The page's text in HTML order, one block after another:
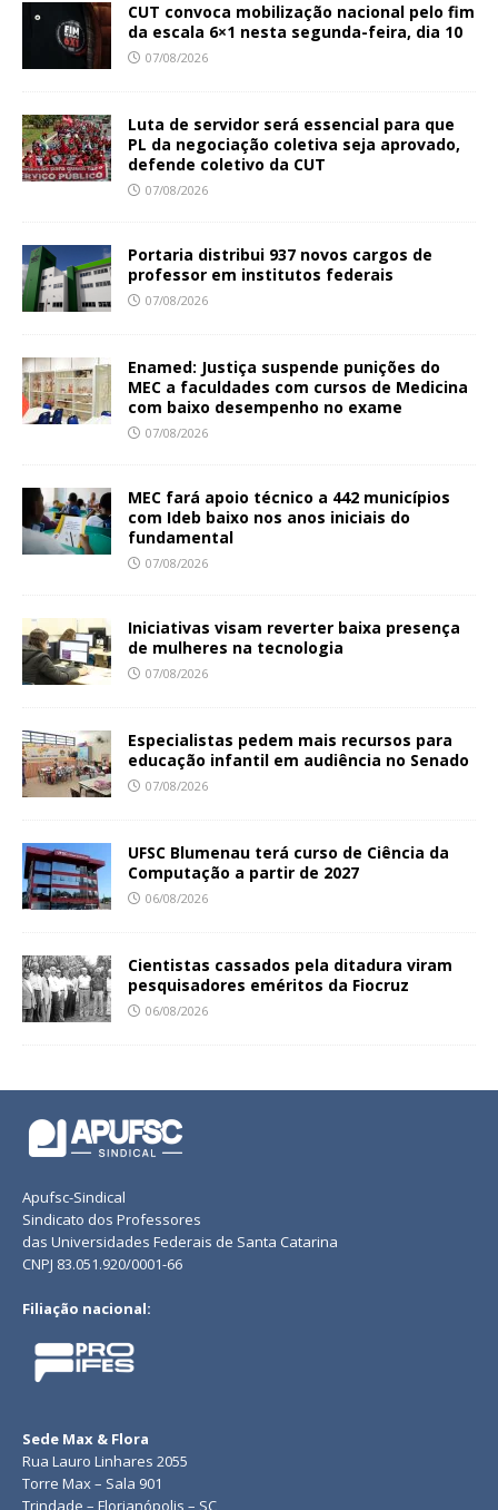
CUT convoca mobilização nacional pelo fim
da escala 6×1 nesta segunda-feira, dia 10
07/08/2026
Luta de servidor será essencial para que
PL da negociação coletiva seja aprovado,
defende coletivo da CUT
07/08/2026
Portaria distribui 937 novos cargos de
professor em institutos federais
07/08/2026
Enamed: Justiça suspende punições do
MEC a faculdades com cursos de Medicina
com baixo desempenho no exame
07/08/2026
MEC fará apoio técnico a 442 municípios
com Ideb baixo nos anos iniciais do
fundamental
07/08/2026
Iniciativas visam reverter baixa presença
de mulheres na tecnologia
07/08/2026
Especialistas pedem mais recursos para
educação infantil em audiência no Senado
07/08/2026
UFSC Blumenau terá curso de Ciência da
Computação a partir de 2027
06/08/2026
Cientistas cassados pela ditadura viram
pesquisadores eméritos da Fiocruz
06/08/2026
Apufsc-Sindical
Sindicato dos Professores
das Universidades Federais de Santa Catarina
CNPJ 83.051.920/0001-66
Filiação nacional:
Sede Max & Flora
Rua Lauro Linhares 2055
Torre Max – Sala 901
Trindade – Florianópolis – SC